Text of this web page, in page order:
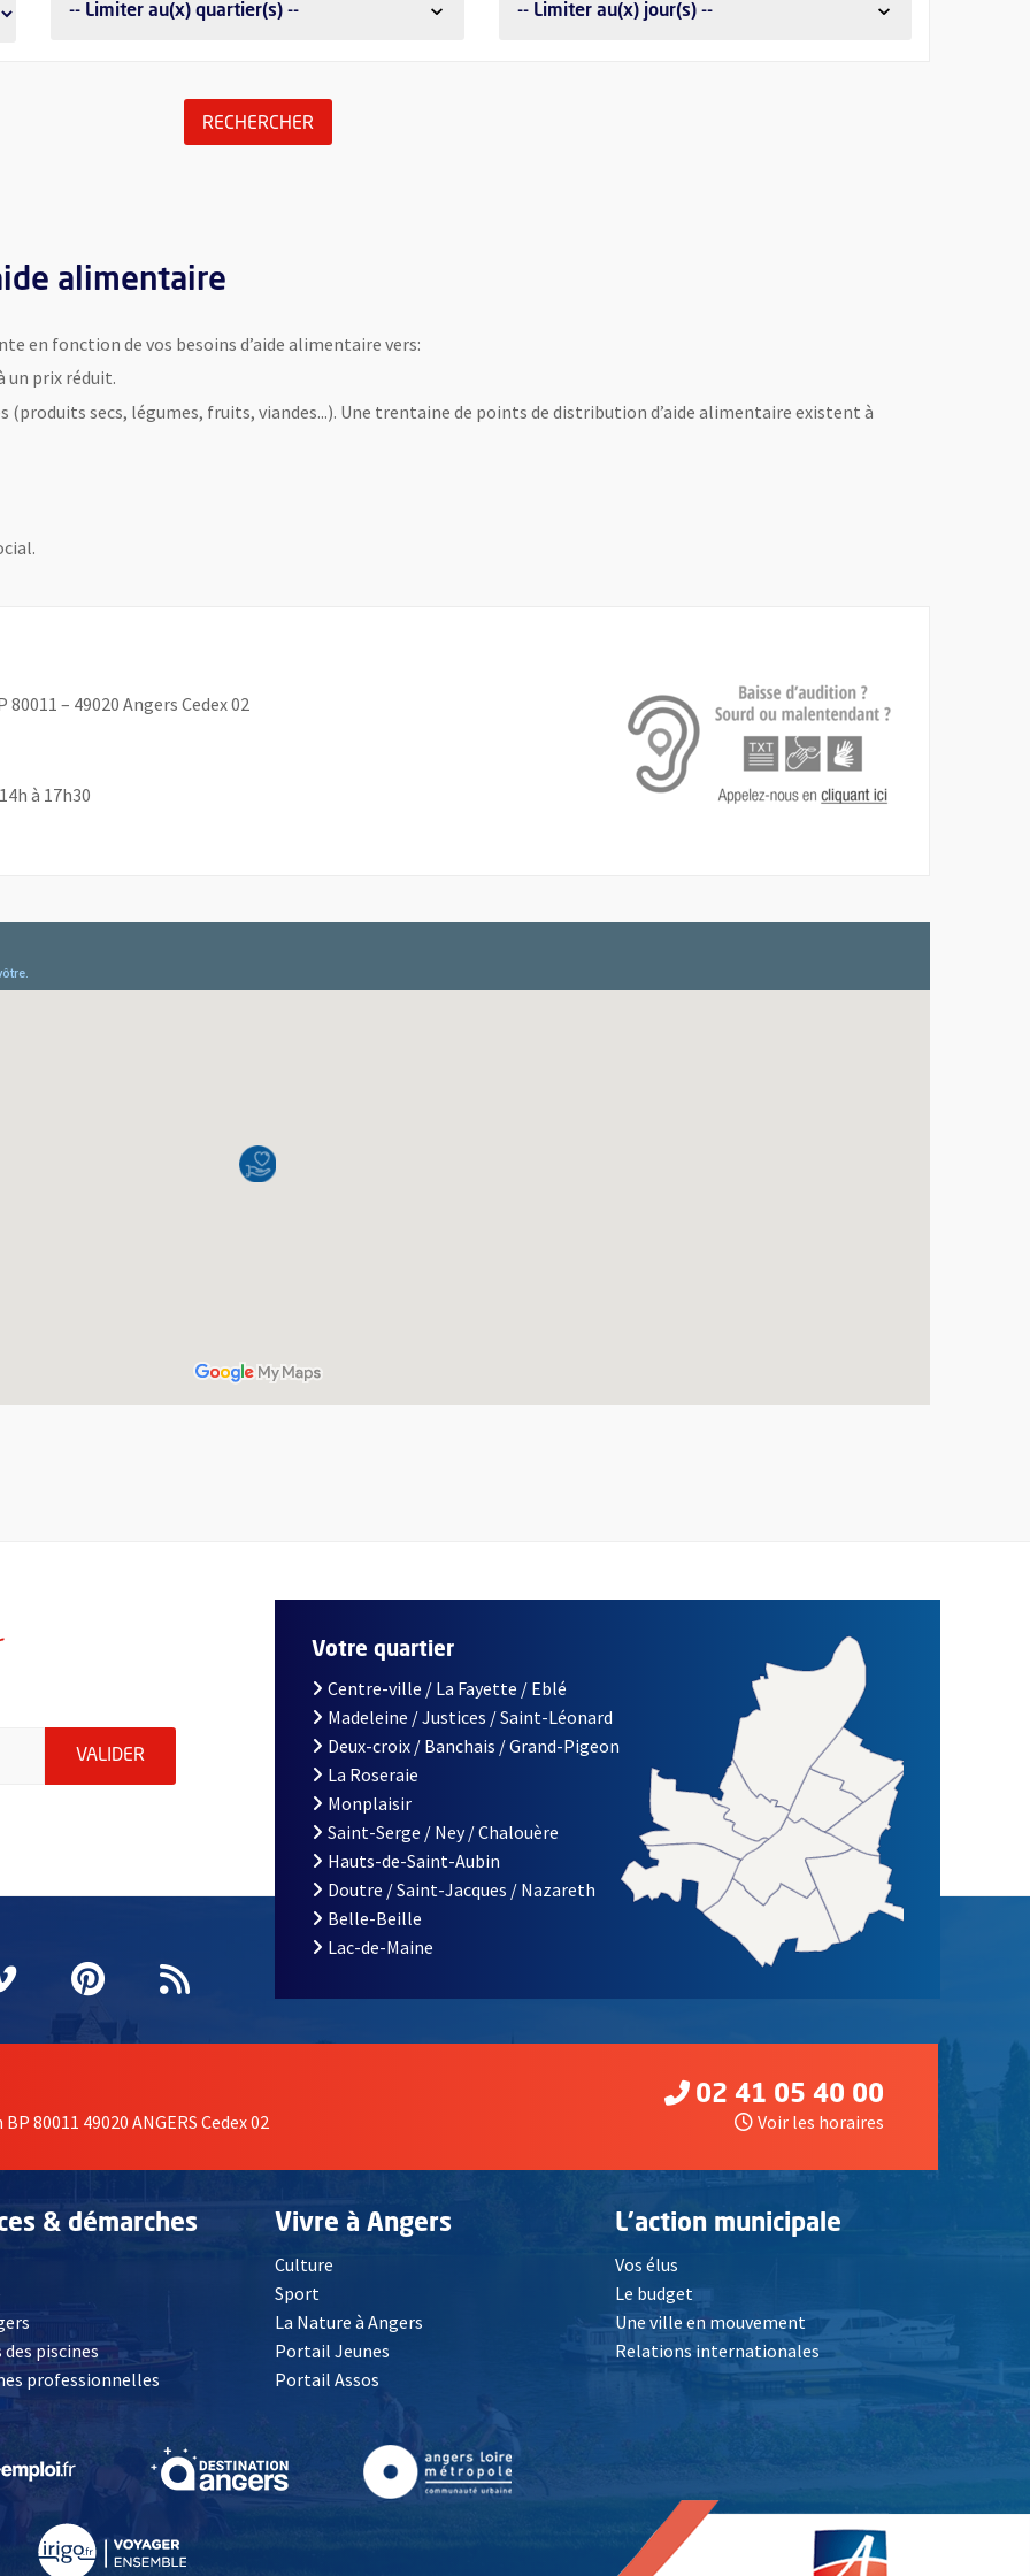
-- Limiter au(x) quartier(s) -- -- Limiter au(x) jour(s) --
RECHERCHERLANCER LA RECHERCHE DES AIDES ALIMENTAIRES
alimentaire
en fonction de vos besoins d’aide alimentaire vers:
un prix réduit.
(produits secs, légumes, fruits, viandes...). Une trentaine de points de distribution d’aide alimentaire existent à
– 49020 Angers Cedex 02
à 17h30
indiquez votre email (champ obligatoire)
VALIDER ENVOYER MA DEMANDE D'INSCRIPTION À LA LETTRE D'INFORMATION DE LA VILLE D'ANGERS
fenêtrefenêtre
une nouvelle fenêtre
Vimeo
, Ouvre une nouvelle fenêtre
Pinterest
, Ouvre une nouvelle fenêtre
Flux RSS
Votre quartier
Centre-ville / La Fayette / Eblé
Madeleine / Justices / Saint-Léonard
Deux-croix / Banchais / Grand-Pigeon
La Roseraie
Monplaisir
Saint-Serge / Ney / Chalouère
Hauts-de-Saint-Aubin
Doutre / Saint-Jacques / Nazareth
Belle-Beille
Lac-de-Maine
80011 49020 ANGERS Cedex 02
02 41 05 40 00
Voir les horaires
& démarches
, Ouvre une nouvelle fenêtre
piscines
professionnelles
Vivre à Angers
Culture
Sport
La Nature à Angers
Portail Jeunes
Portail Assos
L'action municipale
Vos élus
Le budget
Une ville en mouvement
Relations internationales
fenêtre , Ouvre une nouvelle fenêtre , Ouvre une nouvelle fenêtre, Ouvre une nouvelle fenêtre